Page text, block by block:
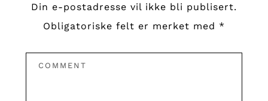
Din e-postadresse vil ikke bli publisert.
Obligatoriske felt er merket med *